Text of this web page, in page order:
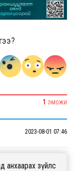
1 ЭМОЖИ
2023-08-01 07:46
анхаарах зүйлс